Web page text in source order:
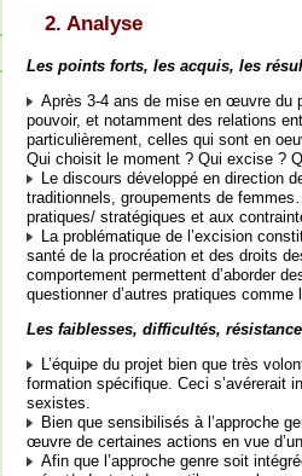
2. Analyse
Les points forts, les acquis, les
Après 3-4 ans de mise en œuvre du
pouvoir, et notamment des relations
particulièrement, celles qui sont en
Qui choisit le moment ? Qui excise ?
Le discours développé en direction
traditionnels, groupements de
pratiques/ stratégiques et aux
La problématique de l’excision
santé de la procréation et des droits
comportement permettent d’aborder
questionner d’autres pratiques comme
Les faiblesses, difficultés,
L’équipe du projet bien que très
formation spécifique. Ceci s’avérerait
sexistes.
Bien que sensibilisés à l’approche
œuvre de certaines actions en vue
Afin que l’approche genre soit